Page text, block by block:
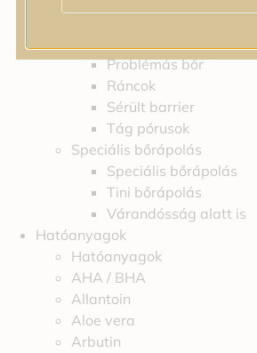
Problémás bőr
Ráncok
Sérült barrier
Tág pórusok
Speciális bőrápolás
Speciális bőrápolás
Tini bőrápolás
Várandósság alatt is
Hatóanyagok
Hatóanyagok
AHA / BHA
Allantoin
Aloe vera
Arbutin